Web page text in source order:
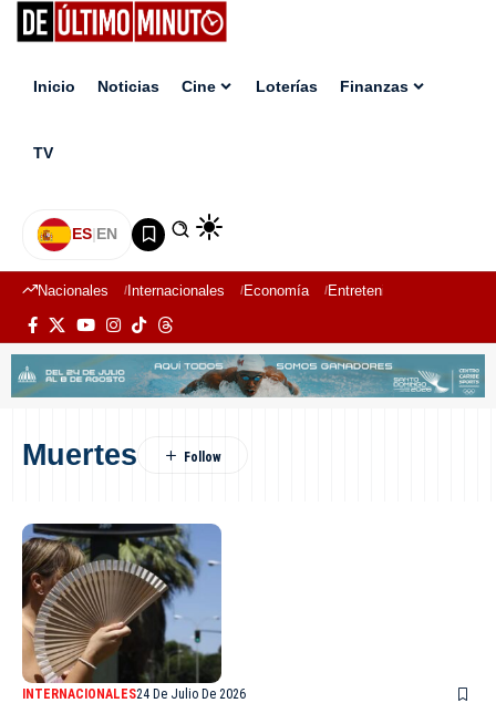
Inicio Noticias Cine Loterías Finanzas
TV
ES|EN
Nacionales Internacionales Economía Entretenimiento
Muertes
INTERNACIONALES24 De Julio De 2026